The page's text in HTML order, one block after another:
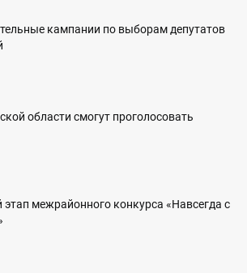
кампании по выборам депутатов
области смогут проголосовать
межрайонного конкурса «Навсегда с